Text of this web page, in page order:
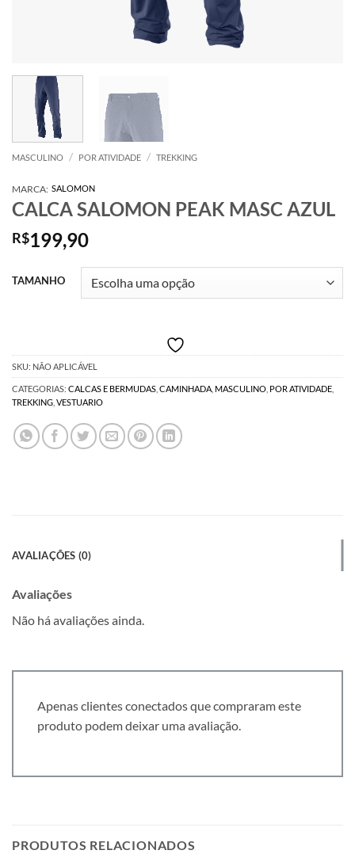
MASCULINO / POR ATIVIDADE / TREKKING
MARCA: SALOMON
CALCA SALOMON PEAK MASC AZUL
R$199,90
TAMANHO
SKU: NÃO APLICÁVEL
CATEGORIAS: CALCAS E BERMUDAS CAMINHADA MASCULINO POR ATIVIDADE
TREKKING VESTUARIO
AVALIAÇÕES (0)
Avaliações
Não há avaliações ainda.
Apenas clientes conectados que compraram este
produto podem deixar uma avaliação.
PRODUTOS RELACIONADOS